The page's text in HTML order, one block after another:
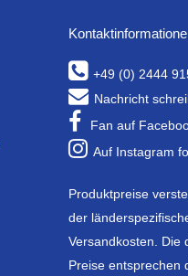
+49 (0) 2444
Nachricht
Fan auf
Auf Instagram
Produktpreise
der
Versandkosten. Die
Preise entsprechen